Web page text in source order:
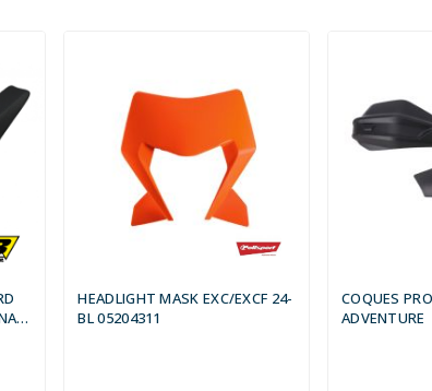
HEADLIGHT MASK EXC/EXCF 24-
BL 05204311
COQUES
ADVENTURE